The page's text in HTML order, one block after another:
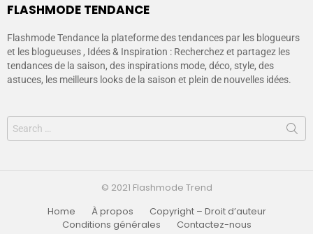
FLASHMODE TENDANCE
Flashmode Tendance la plateforme des tendances par les blogueurs
et les blogueuses , Idées & Inspiration : Recherchez et partagez les
tendances de la saison, des inspirations mode, déco, style, des
astuces, les meilleurs looks de la saison et plein de nouvelles idées.
© 2021 Flashmode Trend
Home
À propos
Copyright – Droit d’auteur
Conditions générales
Contactez-nous